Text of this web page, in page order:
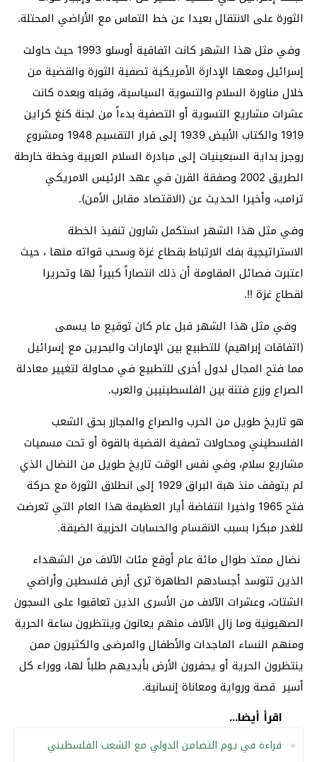
الثورة على الانتقال بعيدا عن خط التماس مع الأراضي المحتلة.
وفي مثل هذا الشهر كانت اتفاقية أوسلو 1993 حيث حاولت
إسرائيل ومعها الإدارة الأمريكية تصفية الثورة والقضية من
خلال مناورة السلام والتسوية السياسية، وقبله وبعده كانت
عشرات مشاريع التسوية أو التصفية بدءاً من لجنة كنغ كراين
1919 والكتاب الأبيض 1939 إلى قرار التقسيم 1948 ومشروع
روجرز بداية السبعينيات إلى مبادرة السلام العربية وخطة خارطة
الطريق 2002 وصفقة القرن في عهد الرئيس الامريكي
ترامب، وأخيرا الحديث عن (الاقتصاد مقابل الأمن).
وفي مثل هذا الشهر استكمل شارون تنفيذ الخطة
الاستراتيجية بفك الارتباط بقطاع غزة وسحب قواته منها ، حيث
اعتبرت فصائل المقاومة أن ذلك انتصاراً كبيراً لها وتحريرا
لقطاع غزة !!.
وفي مثل هذا الشهر قبل عام كان توقيع ما يسمى
(اتفاقات إبراهيم) للتطبيع بين الإمارات والبحرين مع إسرائيل
مما فتح المجال لدول أخرى للتطبيع في محاولة لتغيير معادلة
الصراع وزرع فتنة بين الفلسطينيين والعرب.
هو تاريخ طويل من الحرب والصراع والمجازر بحق الشعب
الفلسطيني ومحاولات تصفية القضية بالقوة أو تحت مسميات
مشاريع سلام، وفي نفس الوقت تاريخ طويل من النضال الذي
لم يتوقف منذ هبة البراق 1929 إلى انطلاق الثورة مع حركة
فتح 1965 واخيرا انتفاضة أيار العظيمة هذا العام التي تعرضت
للغدر مبكرا بسبب الانقسام والحسابات الحزبية الضيقة.
نضال ممتد طوال مائة عام أوقع مئات الآلاف من الشهداء
الذين تتوسد أجسادهم الطاهرة ثرى أرض فلسطين وأراضي
الشتات، وعشرات الآلاف من الأسرى الذين تعاقبوا على السجون
الصهيونية وما زال الآلاف منهم يعانون وينتظرون ساعة الحرية
ومنهم النساء الماجدات والأطفال والمرضى والكثيرون ممن
ينتظرون الحرية أو يحفرون الأرض بأيديهم طلباً لها، ووراء كل
أسير قصة ورواية ومعاناة إنسانية.
اقرأ أيضا...
قراءة في يوم التضامن الدولي مع الشعب الفلسطيني